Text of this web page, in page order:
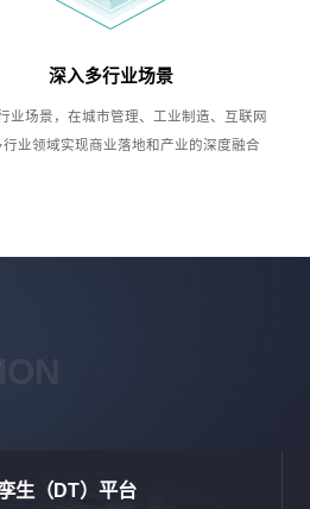
深入多行业场景
业场景，在城市管理、工业制造、互联网
行业领域实现商业落地和产业的深度融合
生（DT）平台